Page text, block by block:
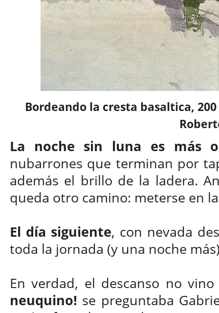
Bordeando la cresta basaltica,
La noche sin luna es más
nubarrones que terminan por
además el brillo de la ladera.
queda otro camino: meterse en
El día siguiente, con nevada
toda la jornada (y una noche
En verdad, el descanso no vino
neuquino! se preguntaba